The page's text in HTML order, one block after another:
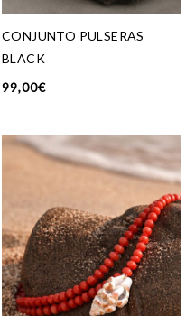
CONJUNTO PULSERAS
BLACK
99,00€